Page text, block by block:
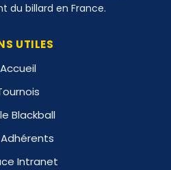
du billard en France.
UTILES
Accueil
Blackball
Intranet